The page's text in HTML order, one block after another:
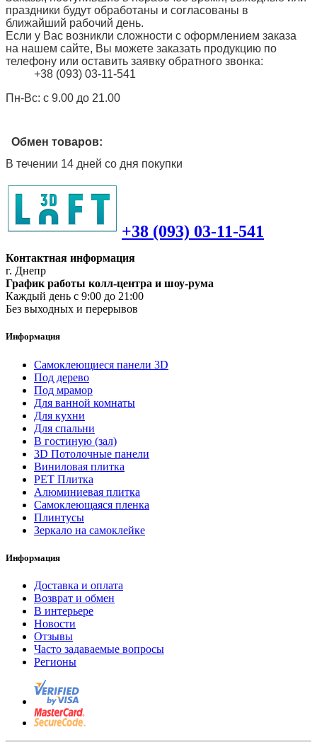
праздники будут обработаны и согласованы в
ближайший рабочий день.
Если у Вас возникли сложности с оформлением заказа
на нашем сайте, Вы можете заказать продукцию по
телефону или оставить заявку обратного звонка:
+38 (093) 03-11-541
Пн-Вс: c 9.00 до 21.00
Обмен товаров:
В течении 14 дней со дня покупки
+38 (093) 03-11-541
Контактная информация
г. Днепр
График работы колл-центра и шоу-рума
Каждый день с 9:00 до 21:00
Без выходных и перерывов
Информация
Самоклеющиеся панели 3D
Под дерево
Под мрамор
Для ванной комнаты
Для кухни
Для спальни
В гостиную (зал)
3D Потолочные панели
Виниловая плитка
PET Плитка
Алюминиевая плитка
Самоклеющаяся пленка
Плинтусы
Зеркало на самоклейке
Информация
Доставка и оплата
Возврат и обмен
В интерьере
Новости
Отзывы
Часто задаваемые вопросы
Регионы